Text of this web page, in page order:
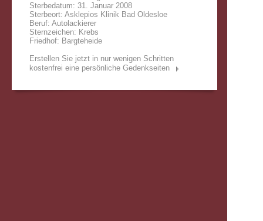
Sterbedatum: 31. Januar 2008
Sterbeort: Asklepios Klinik Bad Oldesloe
Beruf: Autolackierer
Sternzeichen: Krebs
Friedhof: Bargteheide
Erstellen Sie jetzt in nur wenigen Schritten
kostenfrei eine persönliche Gedenkseiten